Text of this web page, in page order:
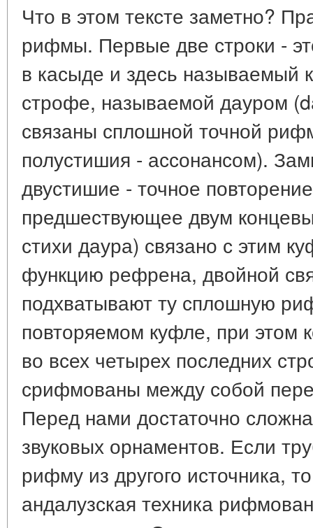
Что в этом тексте заметно?
рифмы. Первые две строки -
в касыде и здесь
строфе, называемой дауром
связаны сплошной точной
полустишия - ассонансом).
двустишие - точное
предшествующее двум
стихи даура) связано с этим
функцию рефрена, двойной
подхватывают ту сплошную
повторяемом куфле, при этом
во всех четырех последних
срифмованы между собой
Перед нами достаточно
звуковых орнаментов. Если
рифму из другого источника,
андалузская техника